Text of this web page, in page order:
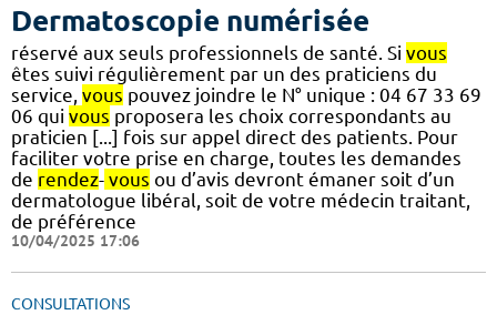
Dermatoscopie numérisée
réservé aux seuls professionnels de santé. Si vous
êtes suivi régulièrement par un des praticiens du
service, vous pouvez joindre le N° unique : 04 67 33 69
06 qui vous proposera les choix correspondants au
praticien [...] fois sur appel direct des patients. Pour
faciliter votre prise en charge, toutes les demandes
de rendez- vous ou d’avis devront émaner soit d’un
dermatologue libéral, soit de votre médecin traitant,
de préférence
10/04/2025 17:06
CONSULTATIONS